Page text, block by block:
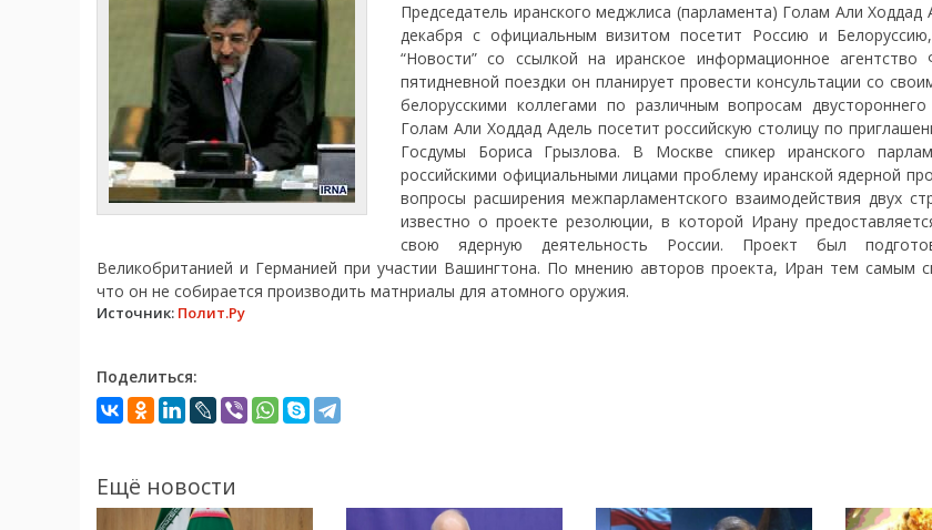
Председатель иранского меджлиса (парламента) Голам Али Ходдад
декабря с официальным визитом посетит Россию и
“Новости” со ссылкой на иранское информационное
пятидневной поездки он планирует провести консультации со
белорусскими коллегами по различным вопросам двустороннего
Голам Али Ходдад Адель посетит российскую столицу по
Госдумы Бориса Грызлова. В Москве спикер иранского
российскими официальными лицами проблему иранской ядерной
вопросы расширения межпарламентского взаимодействия двух
известно о проекте резолюции, в которой Ирану
свою ядерную деятельность России. Проект был
Великобританией и Германией при участии Вашингтона. По мнению авторов проекта, Иран тем самым
что он не собирается производить матнриалы для атомного оружия.
Источник: Полит.Ру
Поделиться:
Ещё новости